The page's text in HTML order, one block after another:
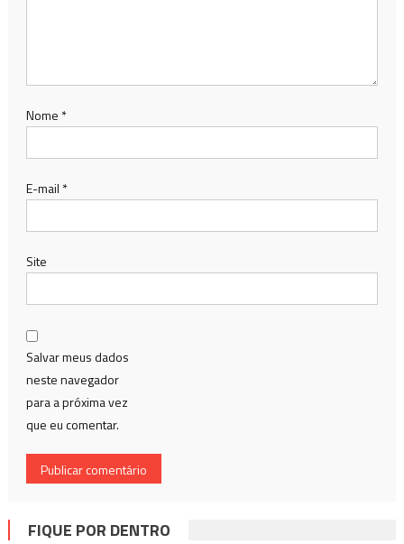
Nome *
E-mail *
Site
Salvar meus dados
neste navegador
para a próxima vez
que eu comentar.
FIQUE POR DENTRO